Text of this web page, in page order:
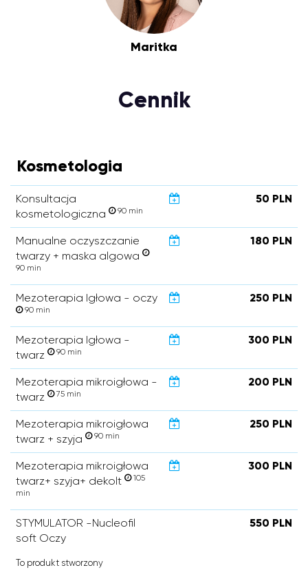
Maritka
Cennik
Kosmetologia
Konsultacja
kosmetologiczna
90 min
50 PLN
Manualne oczyszczanie
twarzy + maska algowa
90 min
180 PLN
Mezoterapia Igłowa - oczy
90 min
250 PLN
Mezoterapia Igłowa -
twarz
90 min
300 PLN
Mezoterapia mikroigłowa -
twarz
75 min
200 PLN
Mezoterapia mikroigłowa
twarz + szyja
90 min
250 PLN
Mezoterapia mikroigłowa
twarz+ szyja+ dekolt
105
min
300 PLN
STYMULATOR -Nucleofil
soft Oczy
550 PLN
To produkt stworzony